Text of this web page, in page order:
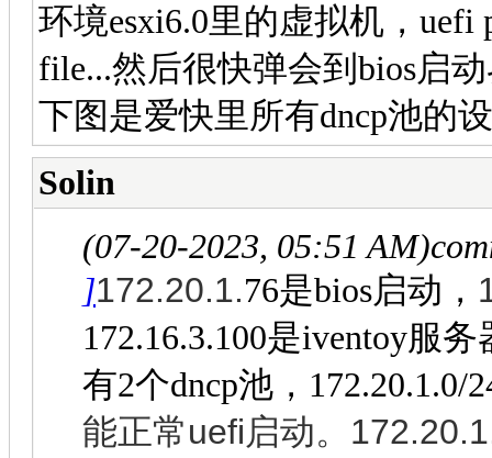
环境esxi6.0里的虚拟机，uefi
file...然后很快弹会到bios启
下图是爱快里所有dncp池的
Solin
(07-20-2023, 05:51 AM)
]172.20.1.76是bios启动，
172.16.3.100是iventoy服务
有2个dncp池，172.20.1.0/
能正常uefi启动。 172.